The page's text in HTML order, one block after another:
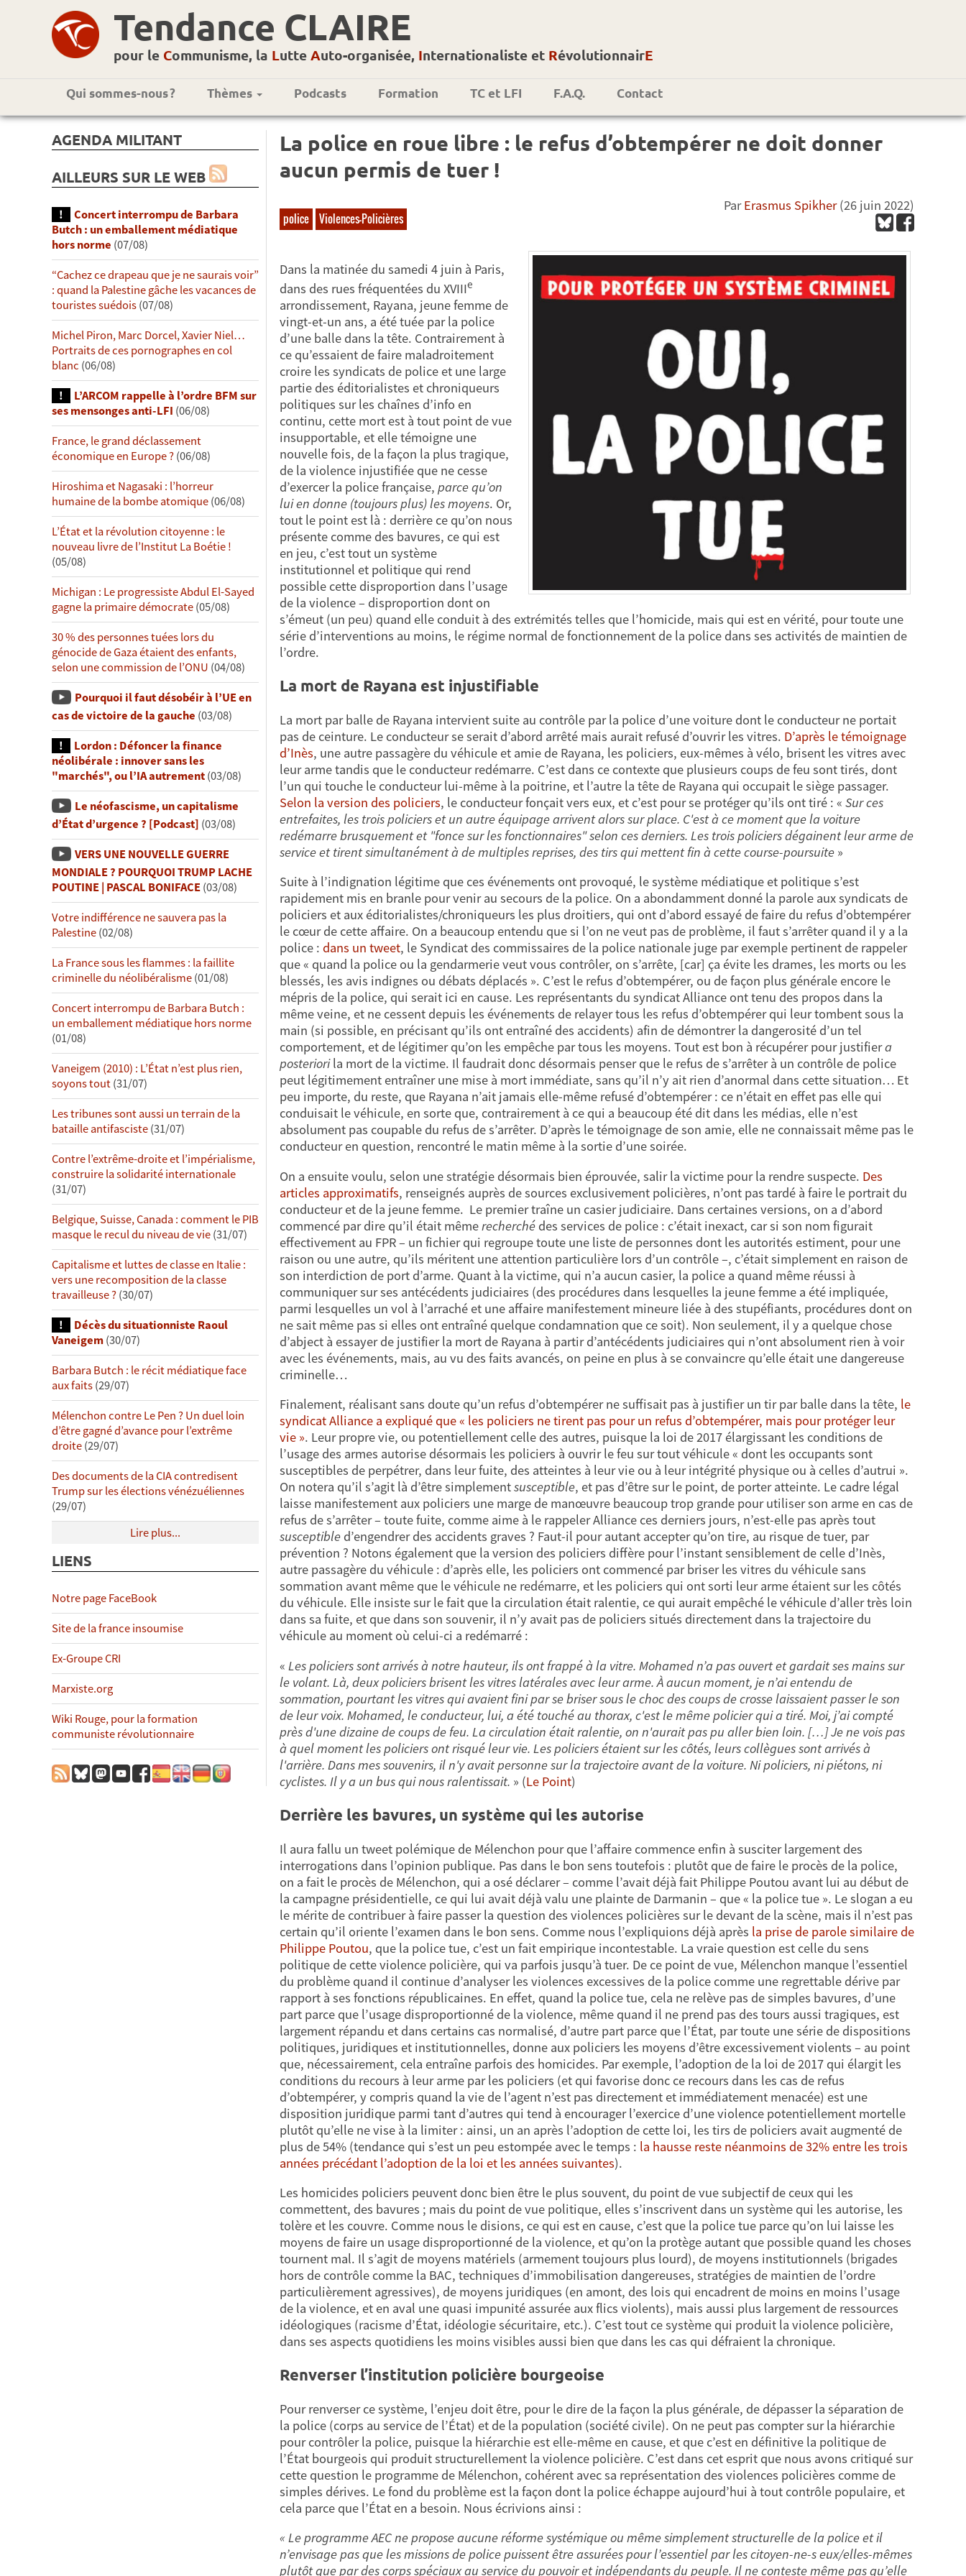
Tendance CLAIRE
pour le Communisme, la Lutte Auto-organisée, Internationaliste et RévolutionnairE
Qui sommes-nous ? Thèmes Podcasts Formation TC et LFI F.A.Q. Contact
AGENDA MILITANT
AILLEURS SUR LE WEB
Concert interrompu de Barbara
Butch : un emballement médiatique
hors norme (07/08)
“Cachez ce drapeau que je ne saurais voir”
: quand la Palestine gâche les vacances de
touristes suédois(07/08)
Michel Piron, Marc Dorcel, Xavier Niel…
Portraits de ces pornographes en col
blanc (06/08)
L’ARCOM rappelle à l’ordre BFM sur
ses mensonges anti-LFI (06/08)
France, le grand déclassement
économique en Europe ?(06/08)
Hiroshima et Nagasaki : l’horreur
humaine de la bombe atomique(06/08)
L’État et la révolution citoyenne : le
nouveau livre de l’Institut La Boétie !
(05/08)
Michigan : Le progressiste Abdul El-Sayed
gagne la primaire démocrate(05/08)
30 % des personnes tuées lors du
génocide de Gaza étaient des enfants,
selon une commission de l’ONU (04/08)
Pourquoi il faut désobéir à l’UE en
cas de victoire de la gauche (03/08)
Lordon : Défoncer la finance
néolibérale : innover sans les
"marchés", ou l’IA autrement(03/08)
Le néofascisme, un capitalisme
d’État d’urgence ? [Podcast] (03/08)
VERS UNE NOUVELLE GUERRE
MONDIALE ? POURQUOI TRUMP LACHE
POUTINE | PASCAL BONIFACE(03/08)
Votre indifférence ne sauvera pas la
Palestine(02/08)
La France sous les flammes : la faillite
criminelle du néolibéralisme(01/08)
Concert interrompu de Barbara Butch :
un emballement médiatique hors norme
(01/08)
Vaneigem (2010) : L’État n’est plus rien,
soyons tout(31/07)
Les tribunes sont aussi un terrain de la
bataille antifasciste(31/07)
Contre l’extrême-droite et l’impérialisme,
construire la solidarité internationale
(31/07)
Belgique, Suisse, Canada : comment le PIB
masque le recul du niveau de vie(31/07)
Capitalisme et luttes de classe en Italie :
vers une recomposition de la classe
travailleuse ?(30/07)
Décès du situationniste Raoul
Vaneigem(30/07)
Barbara Butch : le récit médiatique face
aux faits(29/07)
Mélenchon contre Le Pen ? Un duel loin
d’être gagné d’avance pour l’extrême
droite(29/07)
Des documents de la CIA contredisent
Trump sur les élections vénézuéliennes
(29/07)
Lire plus...
LIENS
Notre page FaceBook
Site de la france insoumise
Ex-Groupe CRI
Marxiste.org
Wiki Rouge, pour la formation
communiste révolutionnaire
La police en roue libre : le refus d’obtempérer ne doit donner
aucun permis de tuer !
police Violences-Policières
ParErasmus Spikher(26 juin 2022)
Dans la matinée du samedi 4 juin à Paris,
dans des rues fréquentées du XVIIIe
arrondissement, Rayana, jeune femme de
vingt-et-un ans, a été tuée par la police
d’une balle dans la tête. Contrairement à
ce qu’essaient de faire maladroitement
croire les syndicats de police et une large
partie des éditorialistes et chroniqueurs
politiques sur les chaînes d’info en
continu, cette mort est à tout point de vue
insupportable, et elle témoigne une
nouvelle fois, de la façon la plus tragique,
de la violence injustifiée que ne cesse
d’exercer la police française, parce qu’on
lui en donne (toujours plus) les moyens. Or,
tout le point est là : derrière ce qu’on nous
présente comme des bavures, ce qui est
en jeu, c’est tout un système
institutionnel et politique qui rend
possible cette disproportion dans l’usage
de la violence – disproportion dont on
s’émeut (un peu) quand elle conduit à des extrémités telles que l’homicide, mais qui est en vérité, pour toute une
série d’interventions au moins, le régime normal de fonctionnement de la police dans ses activités de maintien de
l’ordre.
La mort de Rayana est injustifiable
La mort par balle de Rayana intervient suite au contrôle par la police d’une voiture dont le conducteur ne portait
pas de ceinture. Le conducteur se serait d’abord arrêté mais aurait refusé d’ouvrir les vitres. D’après le témoignage
d’Inès, une autre passagère du véhicule et amie de Rayana, les policiers, eux-mêmes à vélo, brisent les vitres avec
leur arme tandis que le conducteur redémarre. C’est dans ce contexte que plusieurs coups de feu sont tirés, dont
l’un qui touche le conducteur lui-même à la poitrine, et l’autre la tête de Rayana qui occupait le siège passager.
Selon la version des policiers, le conducteur fonçait vers eux, et c’est pour se protéger qu’ils ont tiré : « Sur ces
entrefaites, les trois policiers et un autre équipage arrivent alors sur place. C'est à ce moment que la voiture
redémarre brusquement et "fonce sur les fonctionnaires" selon ces derniers. Les trois policiers dégainent leur arme de
service et tirent simultanément à de multiples reprises, des tirs qui mettent fin à cette course-poursuite»
Suite à l’indignation légitime que ces événements ont provoqué, le système médiatique et politique s’est
rapidement mis en branle pour venir au secours de la police. On a abondamment donné la parole aux syndicats de
policiers et aux éditorialistes/chroniqueurs les plus droitiers, qui ont d’abord essayé de faire du refus d’obtempérer
le cœur de cette affaire. On a beaucoup entendu que si l’on ne veut pas de problème, il faut s’arrêter quand il y a la
police : dans un tweet, le Syndicat des commissaires de la police nationale juge par exemple pertinent de rappeler
que « quand la police ou la gendarmerie veut vous contrôler, on s’arrête, [car] ça évite les drames, les morts ou les
blessés, les avis indignes ou débats déplacés ». C’est le refus d’obtempérer, ou de façon plus générale encore le
mépris de la police, qui serait ici en cause. Les représentants du syndicat Alliance ont tenu des propos dans la
même veine, et ne cessent depuis les événements de relayer tous les refus d’obtempérer qui leur tombent sous la
main (si possible, en précisant qu’ils ont entraîné des accidents) afin de démontrer la dangerosité d’un tel
comportement, et de légitimer qu’on les empêche par tous les moyens. Tout est bon à récupérer pour justifiera
posteriorila mort de la victime. Il faudrait donc désormais penser que le refus de s’arrêter à un contrôle de police
peut légitimement entraîner une mise à mort immédiate, sans qu’il n’y ait rien d’anormal dans cette situation… Et
peu importe, du reste, que Rayana n’ait jamais elle-même refusé d’obtempérer : ce n’était en effet pas elle qui
conduisait le véhicule, en sorte que, contrairement à ce qui a beaucoup été dit dans les médias, elle n’est
absolument pas coupable du refus de s’arrêter. D’après le témoignage de son amie, elle ne connaissait même pas le
conducteur en question, rencontré le matin même à la sortie d’une soirée.
On a ensuite voulu, selon une stratégie désormais bien éprouvée, salir la victime pour la rendre suspecte. Des
articles approximatifs, renseignés auprès de sources exclusivement policières, n’ont pas tardé à faire le portrait du
conducteur et de la jeune femme. Le premier traîne un casier judiciaire. Dans certaines versions, on a d’abord
commencé par dire qu’il était mêmerecherchédes services de police : c’était inexact, car si son nom figurait
effectivement au FPR – un fichier qui regroupe toute une liste de personnes dont les autorités estiment, pour une
raison ou une autre, qu’ils méritent une attention particulière lors d’un contrôle –, c’était simplement en raison de
son interdiction de port d’arme. Quant à la victime, qui n’a aucun casier, la police a quand même réussi à
communiquer sur ses antécédents judiciaires (des procédures dans lesquelles la jeune femme a été impliquée,
parmi lesquelles un vol à l’arraché et une affaire manifestement mineure liée à des stupéfiants, procédures dont on
ne sait même pas si elles ont entraîné quelque condamnation que ce soit). Non seulement, il y a quelque chose
d’abject à essayer de justifier la mort de Rayana à partir d’antécédents judiciaires qui n’ont absolument rien à voir
avec les événements, mais, au vu des faits avancés, on peine en plus à se convaincre qu’elle était une dangereuse
criminelle…
Finalement, réalisant sans doute qu’un refus d’obtempérer ne suffisait pas à justifier un tir par balle dans la tête, le
syndicat Alliance a expliqué que « les policiers ne tirent pas pour un refus d’obtempérer, mais pour protéger leur
vie ». Leur propre vie, ou potentiellement celle des autres, puisque la loi de 2017 élargissant les conditions de
l’usage des armes autorise désormais les policiers à ouvrir le feu sur tout véhicule « dont les occupants sont
susceptibles de perpétrer, dans leur fuite, des atteintes à leur vie ou à leur intégrité physique ou à celles d’autrui ».
On notera qu’il s’agit là d’être simplementsusceptible, et pas d’être sur le point, de porter atteinte. Le cadre légal
laisse manifestement aux policiers une marge de manœuvre beaucoup trop grande pour utiliser son arme en cas de
refus de s’arrêter – toute fuite, comme aime à le rappeler Alliance ces derniers jours, n’est-elle pas après tout
susceptibled’engendrer des accidents graves ? Faut-il pour autant accepter qu’on tire, au risque de tuer, par
prévention ? Notons également que la version des policiers diffère pour l’instant sensiblement de celle d’Inès,
autre passagère du véhicule : d’après elle, les policiers ont commencé par briser les vitres du véhicule sans
sommation avant même que le véhicule ne redémarre, et les policiers qui ont sorti leur arme étaient sur les côtés
du véhicule. Elle insiste sur le fait que la circulation était ralentie, ce qui aurait empêché le véhicule d’aller très loin
dans sa fuite, et que dans son souvenir, il n’y avait pas de policiers situés directement dans la trajectoire du
véhicule au moment où celui-ci a redémarré :
« Les policiers sont arrivés à notre hauteur, ils ont frappé à la vitre. Mohamed n’a pas ouvert et gardait ses mains sur
le volant. Là, deux policiers brisent les vitres latérales avec leur arme. À aucun moment, je n’ai entendu de
sommation, pourtant les vitres qui avaient fini par se briser sous le choc des coups de crosse laissaient passer le son
de leur voix. Mohamed, le conducteur, lui, a été touché au thorax, c'est le même policier qui a tiré. Moi, j’ai compté
près d'une dizaine de coups de feu. La circulation était ralentie, on n'aurait pas pu aller bien loin. […] Je ne vois pas
à quel moment les policiers ont risqué leur vie. Les policiers étaient sur les côtés, leurs collègues sont arrivés à
l'arrière. Dans mes souvenirs, il n'y avait personne sur la trajectoire avant de la voiture. Ni policiers, ni piétons, ni
cyclistes. Il y a un bus qui nous ralentissait. » (Le Point)
Derrière les bavures, un système qui les autorise
Il aura fallu un tweet polémique de Mélenchon pour que l’affaire commence enfin à susciter largement des
interrogations dans l’opinion publique. Pas dans le bon sens toutefois : plutôt que de faire le procès de la police,
on a fait le procès de Mélenchon, qui a osé déclarer – comme l’avait déjà fait Philippe Poutou avant lui au début de
la campagne présidentielle, ce qui lui avait déjà valu une plainte de Darmanin – que « la police tue ». Le slogan a eu
le mérite de contribuer à faire passer la question des violences policières sur le devant de la scène, mais il n’est pas
certain qu’il oriente l’examen dans le bon sens. Comme nous l’expliquions déjà après la prise de parole similaire de
Philippe Poutou, que la police tue, c’est un fait empirique incontestable. La vraie question est celle du sens
politique de cette violence policière, qui va parfois jusqu’à tuer. De ce point de vue, Mélenchon manque l’essentiel
du problème quand il continue d’analyser les violences excessives de la police comme une regrettable dérive par
rapport à ses fonctions républicaines. En effet, quand la police tue, cela ne relève pas de simples bavures, d’une
part parce que l’usage disproportionné de la violence, même quand il ne prend pas des tours aussi tragiques, est
largement répandu et dans certains cas normalisé, d’autre part parce que l’État, par toute une série de dispositions
politiques, juridiques et institutionnelles, donne aux policiers les moyens d’être excessivement violents – au point
que, nécessairement, cela entraîne parfois des homicides. Par exemple, l’adoption de la loi de 2017 qui élargit les
conditions du recours à leur arme par les policiers (et qui favorise donc ce recours dans les cas de refus
d’obtempérer, y compris quand la vie de l’agent n’est pas directement et immédiatement menacée) est une
disposition juridique parmi tant d’autres qui tend à encourager l’exercice d’une violence potentiellement mortelle
plutôt qu’elle ne vise à la limiter : ainsi, un an après l’adoption de cette loi, les tirs de policiers avait augmenté de
plus de 54% (tendance qui s’est un peu estompée avec le temps : la hausse reste néanmoins de 32% entre les trois
années précédant l’adoption de la loi et les années suivantes).
Les homicides policiers peuvent donc bien être le plus souvent, du point de vue subjectif de ceux qui les
commettent, des bavures ; mais du point de vue politique, elles s’inscrivent dans un système qui les autorise, les
tolère et les couvre. Comme nous le disions, ce qui est en cause, c’est que la police tue parce qu’on lui laisse les
moyens de faire un usage disproportionné de la violence, et qu’on la protège autant que possible quand les choses
tournent mal. Il s’agit de moyens matériels (armement toujours plus lourd), de moyens institutionnels (brigades
hors de contrôle comme la BAC, techniques d’immobilisation dangereuses, stratégies de maintien de l’ordre
particulièrement agressives), de moyens juridiques (en amont, des lois qui encadrent de moins en moins l’usage
de la violence, et en aval une quasi impunité assurée aux flics violents), mais aussi plus largement de ressources
idéologiques (racisme d’État, idéologie sécuritaire, etc.). C’est tout ce système qui produit la violence policière,
dans ses aspects quotidiens les moins visibles aussi bien que dans les cas qui défraient la chronique.
Renverser l’institution policière bourgeoise
Pour renverser ce système, l’enjeu doit être, pour le dire de la façon la plus générale, de dépasser la séparation de
la police (corps au service de l’État) et de la population (société civile). On ne peut pas compter sur la hiérarchie
pour contrôler la police, puisque la hiérarchie est elle-même en cause, et que c’est en définitive la politique de
l’État bourgeois qui produit structurellement la violence policière. C’est dans cet esprit que nous avons critiqué sur
cette question le programme de Mélenchon, cohérent avec sa représentation des violences policières comme de
simples dérives. Le fond du problème est la façon dont la police échappe aujourd’hui à tout contrôle populaire, et
cela parce que l’État en a besoin. Nous écrivions ainsi :
« Le programme AEC ne propose aucune réforme systémique ou même simplement structurelle de la police et il
n’envisage pas que les missions de police puissent être assurées pour l’essentiel par les citoyen-ne-s eux/elles-mêmes
plutôt que par des corps spéciaux au service du pouvoir et indépendants du peuple. Il ne conteste même pas qu’elle